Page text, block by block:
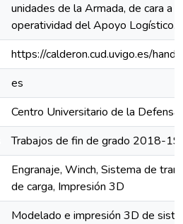
unidades de la Armada, de cara a
operatividad del Apoyo Logístico.
https://calderon.cud.uvigo.es/
es
Centro Universitario de la Defensa
Trabajos de fin de grado 2018-
Engranaje, Winch, Sistema de
de carga, Impresión 3D
Modelado e impresión 3D de